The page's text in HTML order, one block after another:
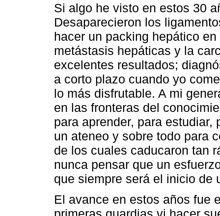
Si algo he visto en estos 30
Desaparecieron los
hacer un packing hepático
metástasis hepáticas y la
excelentes resultados;
a corto plazo cuando yo
lo más disfrutable. A mi
en las fronteras del
para aprender, para estudiar,
un ateneo y sobre todo para
de los cuales caducaron tan
nunca pensar que un
que siempre será el inicio de
El avance en estos años fue